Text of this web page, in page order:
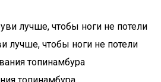
лучше, чтобы ноги не потели